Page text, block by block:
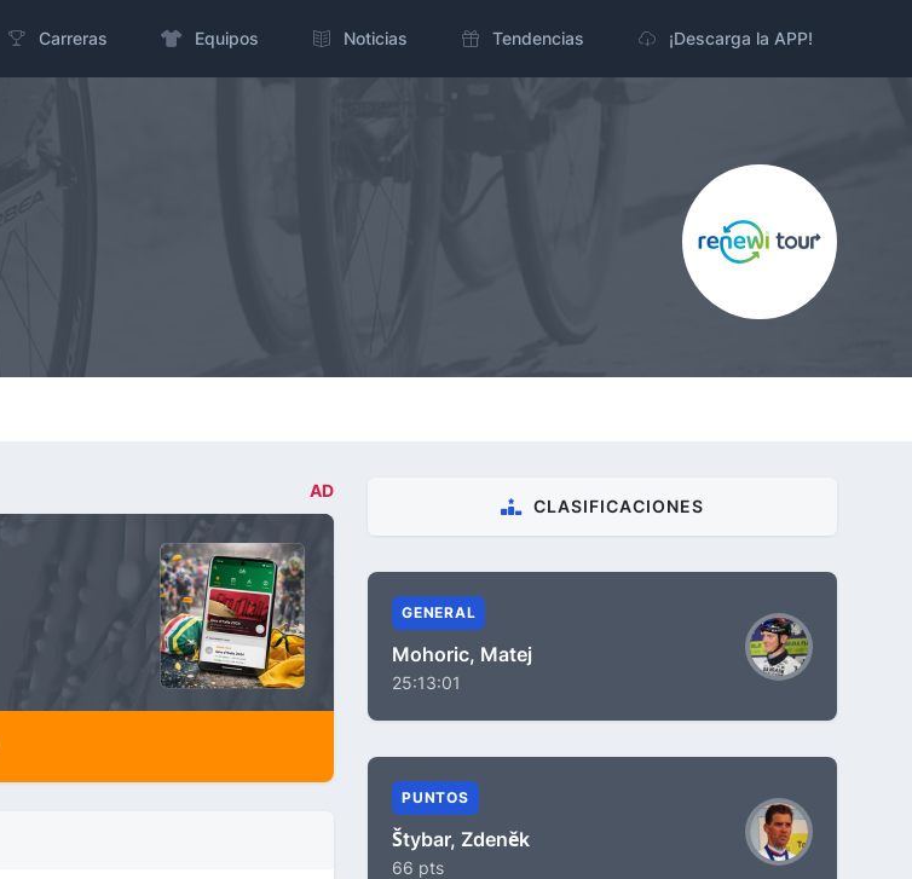
Carreras Equipos Noticias Tendencias ¡Descarga la APP!
AD
CLASIFICACIONES
GENERAL
Mohoric, Matej
25:13:01
PUNTOS
Štybar, Zdeněk
66 pts